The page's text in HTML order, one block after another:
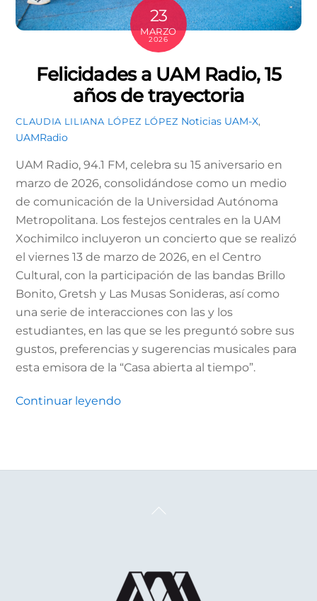
23
MARZO
2026
Felicidades a UAM Radio, 15
años de trayectoria
CLAUDIA LILIANA LÓPEZ LÓPEZ Noticias UAM-X,
UAMRadio
UAM Radio, 94.1 FM, celebra su 15 aniversario en
marzo de 2026, consolidándose como un medio
de comunicación de la Universidad Autónoma
Metropolitana. Los festejos centrales en la UAM
Xochimilco incluyeron un concierto que se realizó
el viernes 13 de marzo de 2026, en el Centro
Cultural, con la participación de las bandas Brillo
Bonito, Gretsh y Las Musas Sonideras, así como
una serie de interacciones con las y los
estudiantes, en las que se les preguntó sobre sus
gustos, preferencias y sugerencias musicales para
esta emisora de la “Casa abierta al tiempo”.
Continuar leyendo
Back